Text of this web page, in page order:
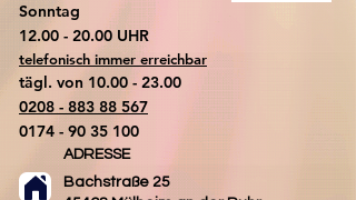
​Sonntag
​12.00 - 20.00 UHR
telefonisch immer erreichbar
tägl. von 10.00 - 23.00
0208 - 883 88 567
0174 - 90 35 100
ADRESSE
Bachstraße 25